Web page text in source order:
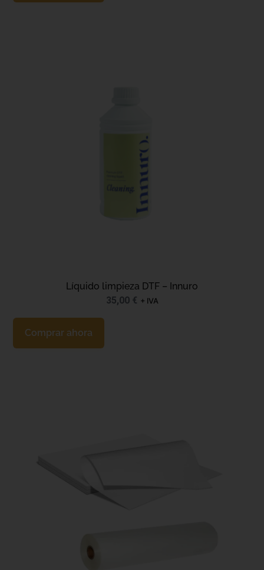
Líquido limpieza DTF – Innuro
35,00 € + IVA
Comprar ahora